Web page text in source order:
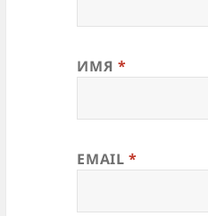
ИМЯ *
EMAIL*